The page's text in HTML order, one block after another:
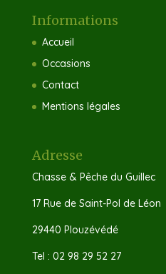
Informations
Accueil
Occasions
Contact
Mentions légales
Adresse
Chasse & Pêche du Guillec
17 Rue de Saint-Pol de Léon
29440 Plouzévédé
Tel : 02 98 29 52 27